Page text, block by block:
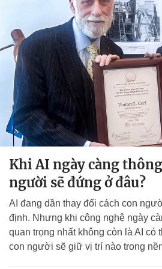
Khi AI ngày càng
người sẽ đứng ở đâu?
AI đang dần thay đổi cách con
định. Nhưng khi công nghệ ngày
quan trọng nhất không còn là AI có
con người sẽ giữ vị trí nào trong